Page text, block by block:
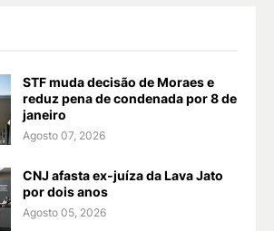
STF muda decisão de Moraes e
reduz pena de condenada por 8 de
janeiro
Agosto 07, 2026
CNJ afasta ex-juíza da Lava Jato
por dois anos
Agosto 05, 2026